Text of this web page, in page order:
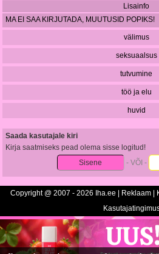
Lisainfo
MA EI SAA KIRJUTADA, MUUTUSID POPIKS!
välimus
seksuaalsus
tutvumine
töö ja elu
huvid
Saada kasutajale kiri
Kirja saatmiseks pead olema sisse logitud!
Sisene
- VÕI -
Copyright @ 2007 - 2026 Iha.ee | Reklaam